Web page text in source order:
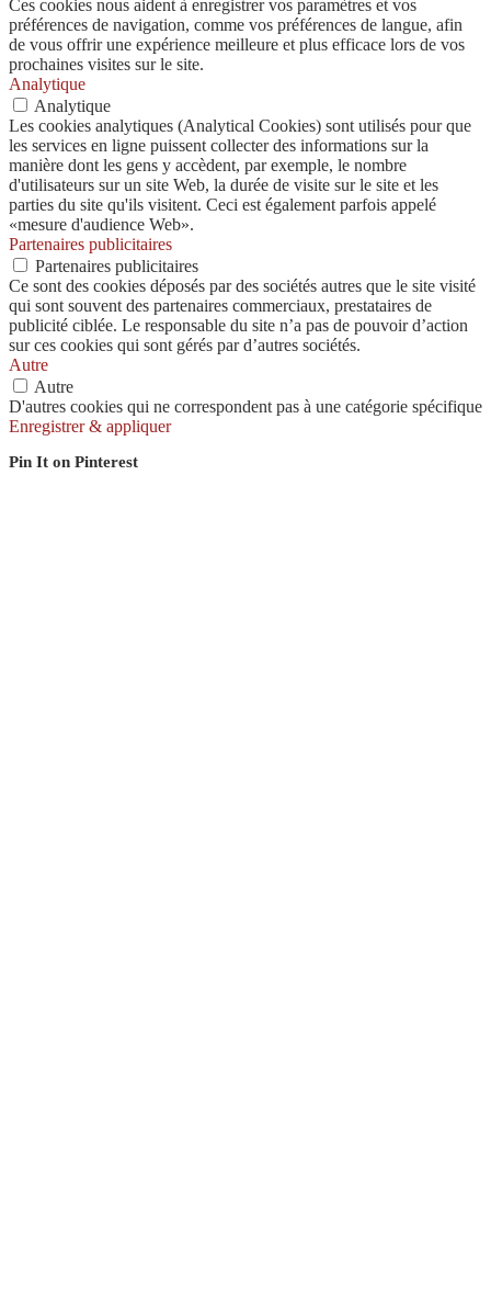
Ces cookies nous aident à enregistrer vos paramètres et vos
préférences de navigation, comme vos préférences de langue, afin
de vous offrir une expérience meilleure et plus efficace lors de vos
prochaines visites sur le site.
Analytique
Analytique
Les cookies analytiques (Analytical Cookies) sont utilisés pour que
les services en ligne puissent collecter des informations sur la
manière dont les gens y accèdent, par exemple, le nombre
d'utilisateurs sur un site Web, la durée de visite sur le site et les
parties du site qu'ils visitent. Ceci est également parfois appelé
«mesure d'audience Web».
Partenaires publicitaires
Partenaires publicitaires
Ce sont des cookies déposés par des sociétés autres que le site visité
qui sont souvent des partenaires commerciaux, prestataires de
publicité ciblée. Le responsable du site n’a pas de pouvoir d’action
sur ces cookies qui sont gérés par d’autres sociétés.
Autre
Autre
D'autres cookies qui ne correspondent pas à une catégorie spécifique
Enregistrer & appliquer
Pin It on Pinterest